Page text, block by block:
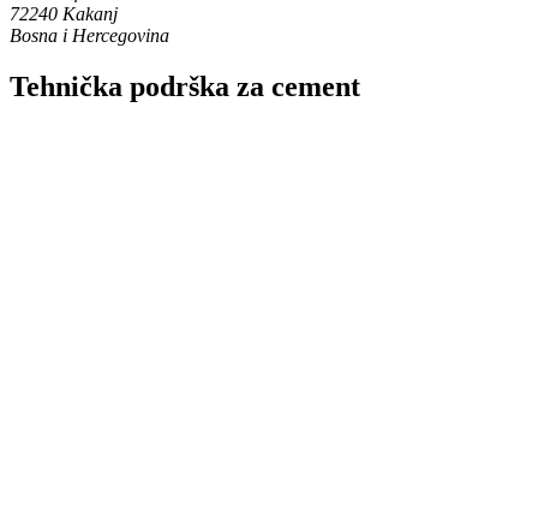
72240 Kakanj
Bosna i Hercegovina
Tehnička podrška za cement